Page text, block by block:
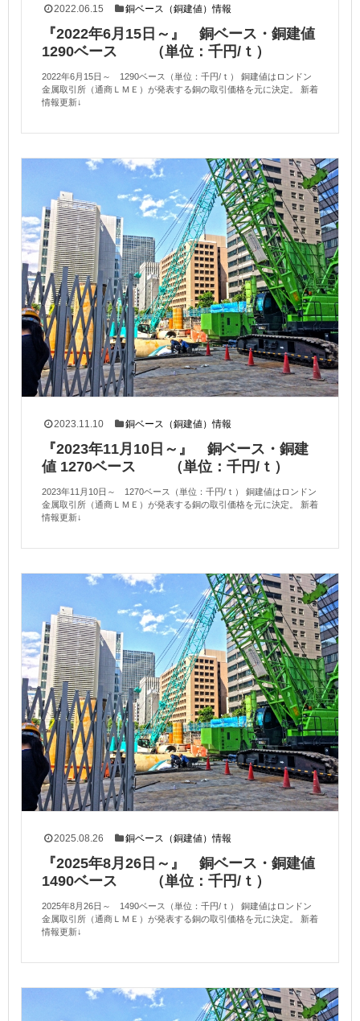
2022.06.15 銅ベース（銅建値）情報
『2022年6月15日～』 銅ベース・銅建値
1290ベース （単位：千円/ｔ）
2022年6月15日～ 1290ベース（単位：千円/ｔ） 銅建値はロンドン
金属取引所（通商ＬＭＥ）が発表する銅の取引価格を元に決定。 新着
情報更新↓
2023.11.10 銅ベース（銅建値）情報
『2023年11月10日～』 銅ベース・銅建
値 1270ベース （単位：千円/ｔ）
2023年11月10日～ 1270ベース（単位：千円/ｔ） 銅建値はロンドン
金属取引所（通商ＬＭＥ）が発表する銅の取引価格を元に決定。 新着
情報更新↓
2025.08.26 銅ベース（銅建値）情報
『2025年8月26日～』 銅ベース・銅建値
1490ベース （単位：千円/ｔ）
2025年8月26日～ 1490ベース（単位：千円/ｔ） 銅建値はロンドン
金属取引所（通商ＬＭＥ）が発表する銅の取引価格を元に決定。 新着
情報更新↓